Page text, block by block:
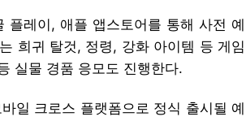
레이, 애플 앱스토어를 통해 사전 예
희귀 탈것, 정령, 강화 아이템 등 게임
실물 경품 응모도 진행한다.
일 크로스 플랫폼으로 정식 출시될 예